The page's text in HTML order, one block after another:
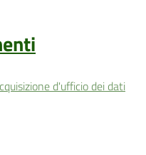
d'ufficio dei dati